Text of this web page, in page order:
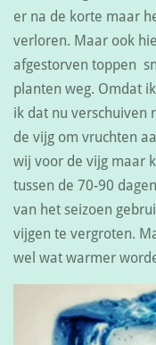
er na de korte maar
verloren. Maar ook
afgestorven toppen
planten weg. Omdat
ik dat nu verschuiven
de vijg om vruchten
wij voor de vijg maar
tussen de 70-90
van het seizoen
vijgen te vergroten.
wel wat warmer